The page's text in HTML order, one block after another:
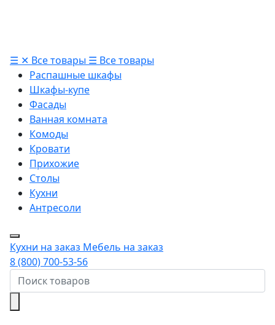
☰ ✕ Все товары ☰ Все товары
Распашные шкафы
Шкафы-купе
Фасады
Ванная комната
Комоды
Кровати
Прихожие
Столы
Кухни
Антресоли
Кухни на заказ Мебель на заказ
8 (800) 700-53-56